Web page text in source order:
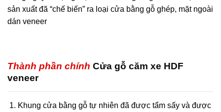
sản xuất đã “chế biến” ra loại cửa bằng gỗ ghép, mặt ngoài
dán veneer
Thành phần chính Cửa gỗ căm xe HDF
veneer
Khung cửa bằng gỗ tự nhiên đã được tẩm sấy và được